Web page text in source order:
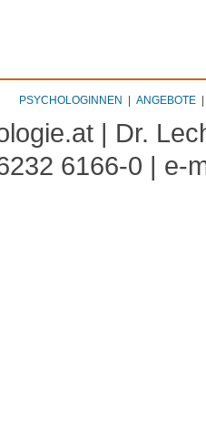
PSYCHOLOGINNEN | ANGEBOTE
| Dr.
6166-0 | e-